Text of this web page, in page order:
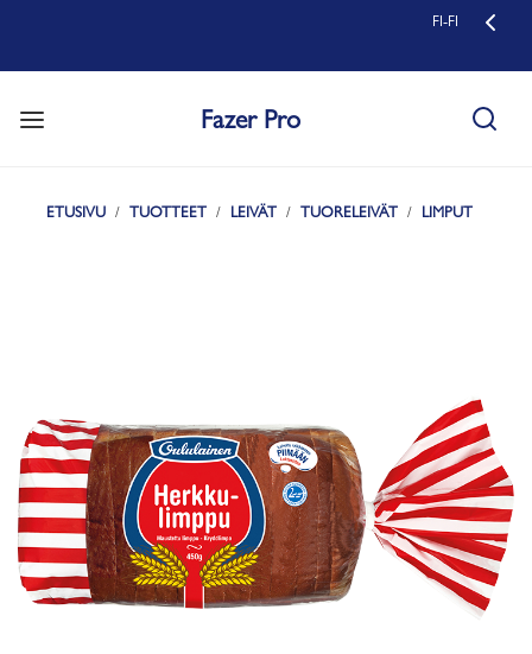
FI-FI
Fazer Pro
ETUSIVU TUOTTEET LEIVÄT TUORELEIVÄT LIMPUT